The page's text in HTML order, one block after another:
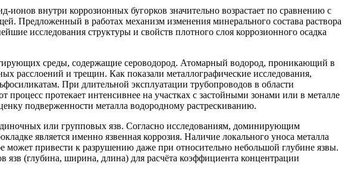
внутри коррозионных бугорков значительно возрастает по сравнению с
Предложенный в работах механизм изменения минерального состава раствора
исследования структуры и свойств плотного слоя коррозионного осадка
среды, содержащие сероводород. Атомарный водород, проникающий в
расслоений и трещин. Как показали металлографические исследования,
При длительной эксплуатации трубопроводов в области
протекает интенсивнее на участках с застойными зонами или в металле
подверженности металла водородному растрескиванию.
или групповых язв. Согласно исследованиям, доминирующим
является именно язвенная коррозия. Наличие локального уноса металла
привести к разрушению даже при относительно небольшой глубине язвы.
язв (глубина, ширина, длина) для расчёта коэффициента концентрации